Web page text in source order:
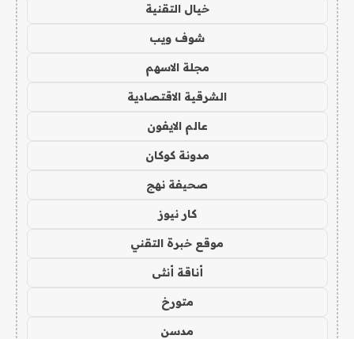
خيال التقنية
شوف ويب
مجلة الاسهم
الشرقية الاقتصادية
عالم الايفون
مدونة كوكان
صحيفة نهج
كار نيوز
موقع خبرة التقني
أناقة أنثى
متورخ
مدسن